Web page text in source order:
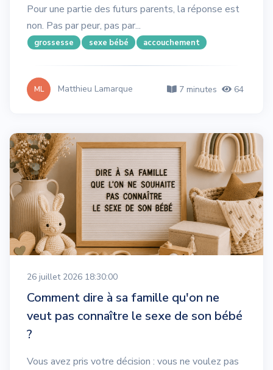
Pour une partie des futurs parents, la réponse est
non. Pas par peur, pas par...
grossesse sexe bébé accouchement
ML Matthieu Lamarque 7 minutes 64
26 juillet 2026 18:30:00
Comment dire à sa famille qu'on ne
veut pas connaître le sexe de son bébé
?
Vous avez pris votre décision : vous ne voulez pas